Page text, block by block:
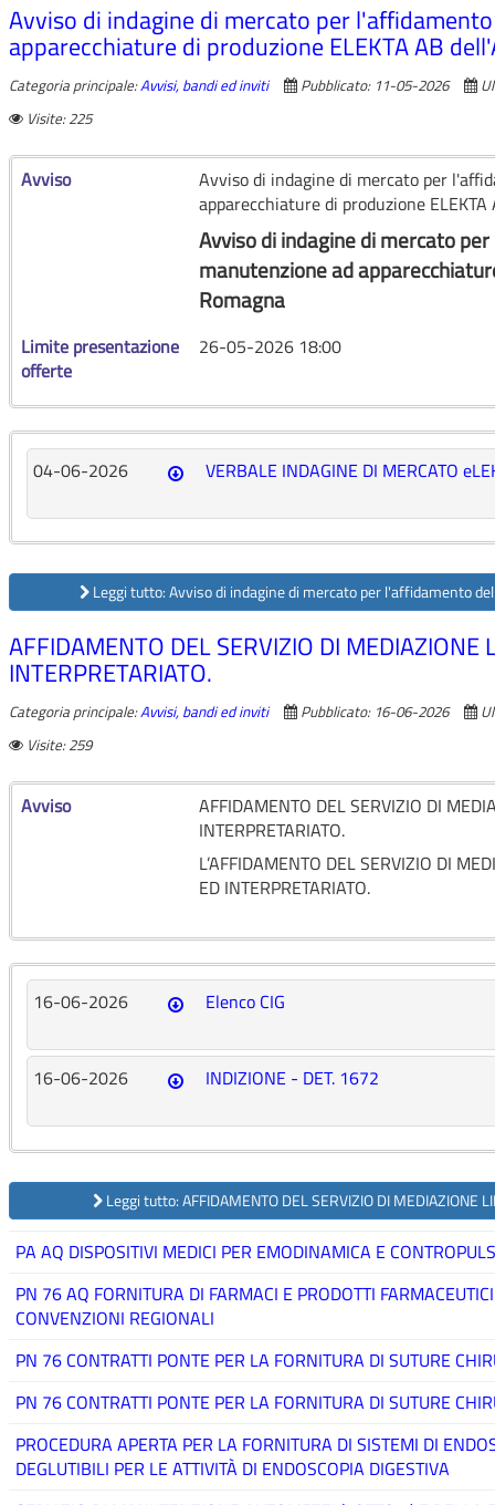
Avviso di indagine di mercato per
apparecchiature di produzione ELEKTA AB
Categoria principale:Avvisi, bandi ed inviti Pubblicato: 11-05-2026
Visite: 225
Avviso
Avviso di indagine di mercato per
apparecchiature di produzione
Avviso di indagine di mercato
manutenzione ad
Romagna
Limite presentazione
offerte
26-05-2026 18:00
04-06-2026 VERBALE INDAGINE DI MERCATO
Leggi tutto: Avviso di indagine di mercato per l'affidamento
AFFIDAMENTO DEL SERVIZIO DI MEDIAZIONE
INTERPRETARIATO.
Categoria principale:Avvisi, bandi ed inviti Pubblicato: 16-06-2026
Visite: 259
Avviso
AFFIDAMENTO DEL SERVIZIO DI
INTERPRETARIATO.
L’AFFIDAMENTO DEL SERVIZIO DI
ED INTERPRETARIATO.
16-06-2026 Elenco CIG
16-06-2026 INDIZIONE - DET. 1672
Leggi tutto: AFFIDAMENTO DEL SERVIZIO DI MEDIAZIONE
PA AQ DISPOSITIVI MEDICI PER EMODINAMICA E
PN 76 AQ FORNITURA DI FARMACI E PRODOTTI
CONVENZIONI REGIONALI
PN 76 CONTRATTI PONTE PER LA FORNITURA DI SUTURE
PN 76 CONTRATTI PONTE PER LA FORNITURA DI SUTURE
PROCEDURA APERTA PER LA FORNITURA DI SISTEMI DI
DEGLUTIBILI PER LE ATTIVITÀ DI ENDOSCOPIA DIGESTIVA